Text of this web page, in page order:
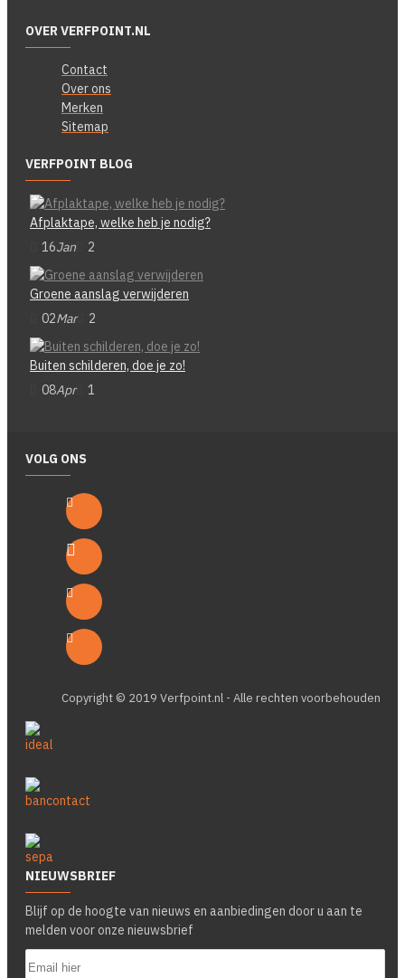
OVER VERFPOINT.NL
Contact
Over ons
Merken
Sitemap
VERFPOINT BLOG
Afplaktape, welke heb je nodig?
16Jan 2
Groene aanslag verwijderen
02Mar 2
Buiten schilderen, doe je zo!
08Apr 1
VOLG ONS
Copyright © 2019 Verfpoint.nl - Alle rechten voorbehouden
NIEUWSBRIEF
Blijf op de hoogte van nieuws en aanbiedingen door u aan te
melden voor onze nieuwsbrief